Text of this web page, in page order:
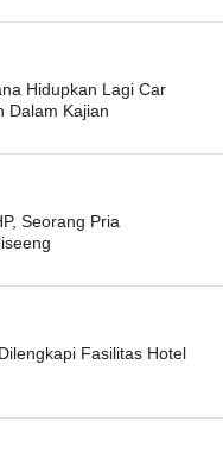
Hidupkan Lagi Car
Dalam Kajian
Seorang Pria
Fasilitas Hotel